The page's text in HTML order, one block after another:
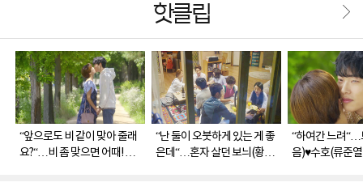
핫클립
“앞으로도 비 같이 맞아 줄래
요?“…비 좀 맞으면 어때! 보
“난 둘이 오붓하게 있는 게 좋
은데“…혼자 살던 보늬(황정
“하여간 느려“…
음)♥수호(류준